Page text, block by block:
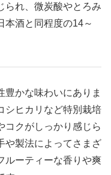
られ、微炭酸やとろみ
本酒と同程度の14～
豊かな味わいにありま
シヒカリなど特別栽培
コクがしっかり感じら
や製法によってさまざ
ルーティーな香りや爽